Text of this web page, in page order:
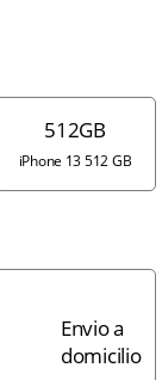
512GB
iPhone 13 512 GB
Envio a
domicilio